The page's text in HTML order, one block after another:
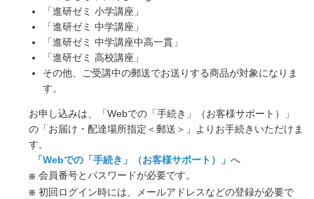
「進研ゼミ 小学講座」
「進研ゼミ 中学講座」
「進研ゼミ 中学講座中高一貫」
「進研ゼミ 高校講座」
その他、ご受講中の郵送でお送りする商品が対象になりま
す。
お申し込みは、「Webでの「手続き」（お客様サポート）」
の「お届け・配達場所指定＜郵送＞」よりお手続きいただけま
す。
「Webでの「手続き」（お客様サポート）」 へ
会員番号とパスワードが必要です。
初回ログイン時には、メールアドレスなどの登録が必要で